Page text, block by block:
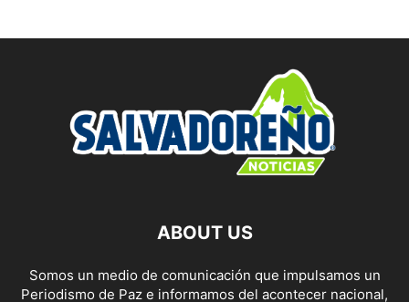
ABOUT US
Somos un medio de comunicación que impulsamos un
Periodismo de Paz e informamos del acontecer nacional,